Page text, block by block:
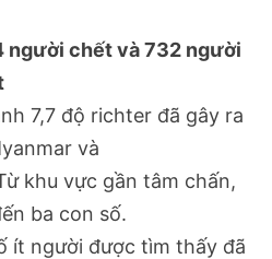
người chết và 732 người
7,7 độ richter đã gây ra
và
khu vực gần tâm chấn,
ba con số.
ít người được tìm thấy đã